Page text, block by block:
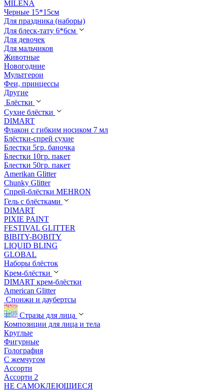
MILENA
Черные 15*15см
Для праздника (наборы)
Для блеск-тату 6*6см
Для девочек
Для мальчиков
Животные
Новогодние
Мультгерои
Феи, принцессы
Другие
Блёстки
Сухие блёстки
DIMART
Флакон с гибким носиком 7 мл
Блёстки-спрей сухие
Блестки 5гр. баночка
Блестки 10гр. пакет
Блестки 50гр. пакет
Amerikan Glitter
Chunky Glitter
Спрей-блёстки MEHRON
Гель с блёстками
DIMART
PIXIE PAINT
FESTIVAL GLITTER
BIBITY-BOBITY
LIQUID BLING
GLOBAL
Наборы блёсток
Крем-блёстки
DIMART крем-блёстки
American Glitter
Спонжи и даубертсы
Стразы для лица
Композиции для лица и тела
Круглые
Фигурные
Голография
С жемчугом
Ассорти
Ассорти 2
НЕ САМОКЛЕЮЩИЕСЯ